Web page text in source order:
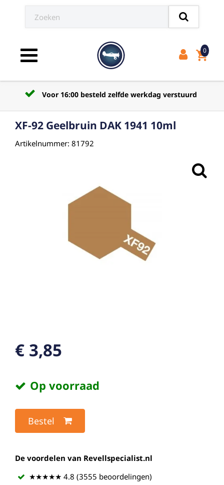
Toggle navigation shopping_cart
0
Voor 16:00 besteld zelfde werkdag verstuurd
XF-92 Geelbruin DAK 1941 10ml
Artikelnummer: 81792
€ 3,85
Op voorraad
Bestel
De voordelen van Revellspecialist.nl
★★★★★ 4.8 (3555 beoordelingen)